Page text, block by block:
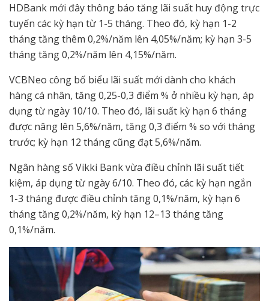
HDBank mới đây thông báo tăng lãi suất huy động trực
tuyến các kỳ hạn từ 1-5 tháng. Theo đó, kỳ hạn 1-2
tháng tăng thêm 0,2%/năm lên 4,05%/năm; kỳ hạn 3-5
tháng tăng 0,2%/năm lên 4,15%/năm.
VCBNeo công bố biểu lãi suất mới dành cho khách
hàng cá nhân, tăng 0,25-0,3 điểm % ở nhiều kỳ hạn, áp
dụng từ ngày 10/10. Theo đó, lãi suất kỳ hạn 6 tháng
được nâng lên 5,6%/năm, tăng 0,3 điểm % so với tháng
trước; kỳ hạn 12 tháng cũng đạt 5,6%/năm.
Ngân hàng số Vikki Bank vừa điều chỉnh lãi suất tiết
kiệm, áp dụng từ ngày 6/10. Theo đó, các kỳ hạn ngắn
1-3 tháng được điều chỉnh tăng 0,1%/năm, kỳ hạn 6
tháng tăng 0,2%/năm, kỳ hạn 12–13 tháng tăng
0,1%/năm.